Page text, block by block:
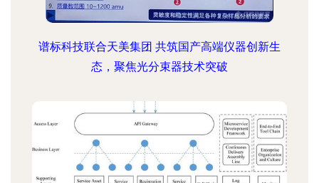
谱标科技联合天美集团 共筑国产高端仪器创新生
态，聚焦光分束器技术突破